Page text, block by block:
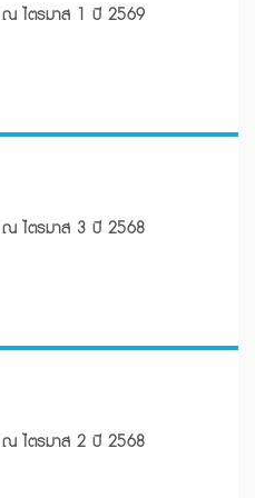
ณ ไตรมาส 1 ปี 2569
ณ ไตรมาส 3 ปี 2568
ณ ไตรมาส 2 ปี 2568